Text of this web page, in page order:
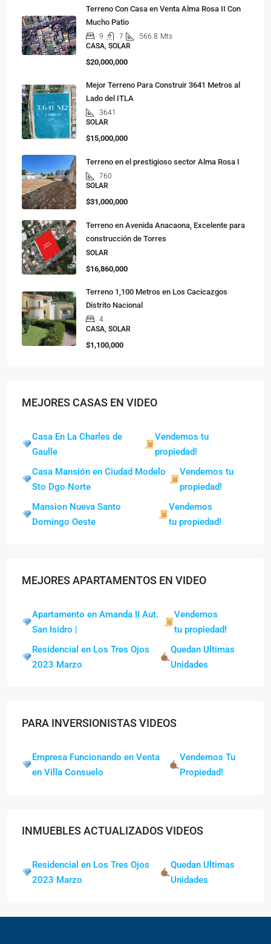
Terreno Con Casa en Venta Alma Rosa II Con
Mucho Patio
9 7 566.8 Mts
CASA, SOLAR
$20,000,000
Mejor Terreno Para Construir 3641 Metros al
Lado del ITLA
3641
SOLAR
$15,000,000
Terreno en el prestigioso sector Alma Rosa I
760
SOLAR
$31,000,000
Terreno en Avenida Anacaona, Excelente para
construcción de Torres
SOLAR
$16,860,000
Terreno 1,100 Metros en Los Cacicazgos
Distrito Nacional
4
CASA, SOLAR
$1,100,000
MEJORES CASAS EN VIDEO
Casa En La Charles de
Gaulle
Vendemos tu
propiedad!
Casa Mansión en Ciudad Modelo
Sto Dgo Norte
Vendemos tu
propiedad!
Mansion Nueva Santo
Domingo Oeste
Vendemos
tu propiedad!
MEJORES APARTAMENTOS EN VIDEO
Apartamento en Amanda II Aut.
San Isidro |
Vendemos
tu propiedad!
Residencial en Los Tres Ojos
2023 Marzo
Quedan Ultimas
Unidades
PARA INVERSIONISTAS VIDEOS
Empresa Funcionando en Venta
en Villa Consuelo
Vendemos Tu
Propiedad!
INMUEBLES ACTUALIZADOS VIDEOS
Residencial en Los Tres Ojos
2023 Marzo
Quedan Ultimas
Unidades